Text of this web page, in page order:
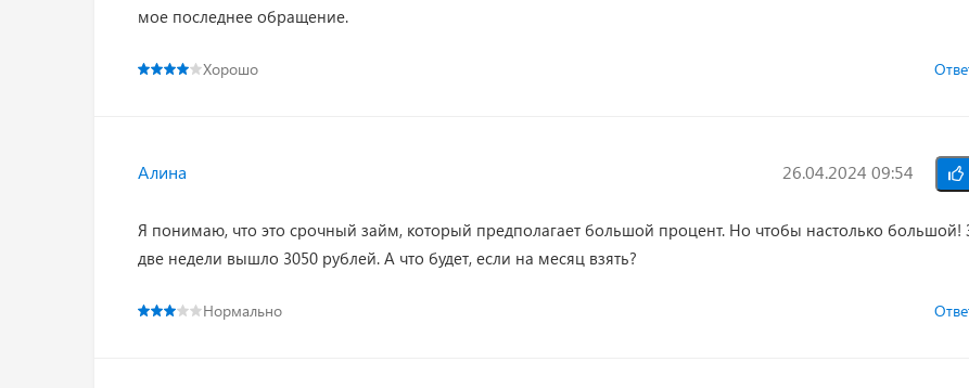
мое последнее обращение.
Хорошо
Алина 26.04.2024 09:54
Я понимаю, что это срочный займ, который предполагает большой процент. Но чтобы настолько большой!
две недели вышло 3050 рублей. А что будет, если на месяц взять?
Нормально